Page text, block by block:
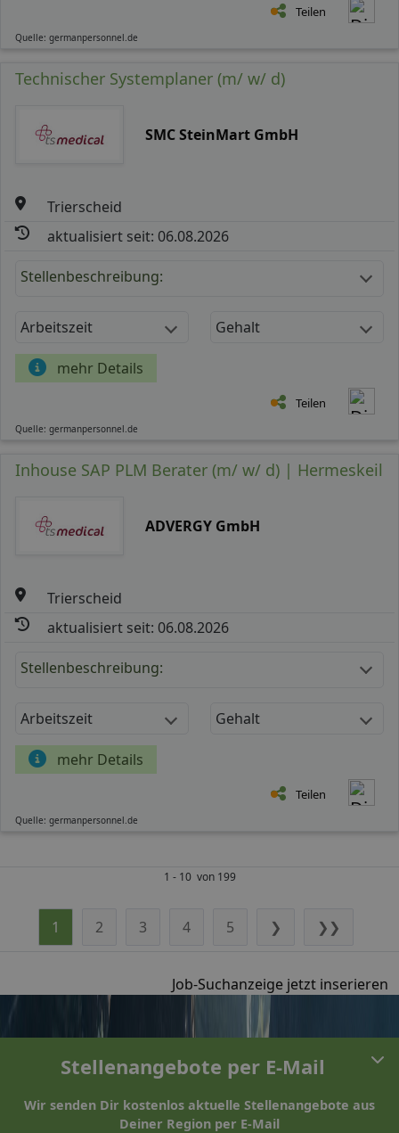
Teilen
Quelle: germanpersonnel.de
Technischer Systemplaner (m/ w/ d)
SMC SteinMart GmbH
Trierscheid
aktualisiert seit: 06.08.2026
Stellenbeschreibung:
Arbeitszeit Gehalt
mehr Details
Teilen
Quelle: germanpersonnel.de
Inhouse SAP PLM Berater (m/ w/ d) | Hermeskeil
ADVERGY GmbH
Trierscheid
aktualisiert seit: 06.08.2026
Stellenbeschreibung:
Arbeitszeit Gehalt
mehr Details
Teilen
Quelle: germanpersonnel.de
1 - 10 von 199
1 2 3 4 5 ❯ ❯❯
Job-Suchanzeige jetzt inserieren
Stellenangebote per E-Mail
Wir senden Dir kostenlos aktuelle Stellenangebote aus
Deiner Region per E-Mail